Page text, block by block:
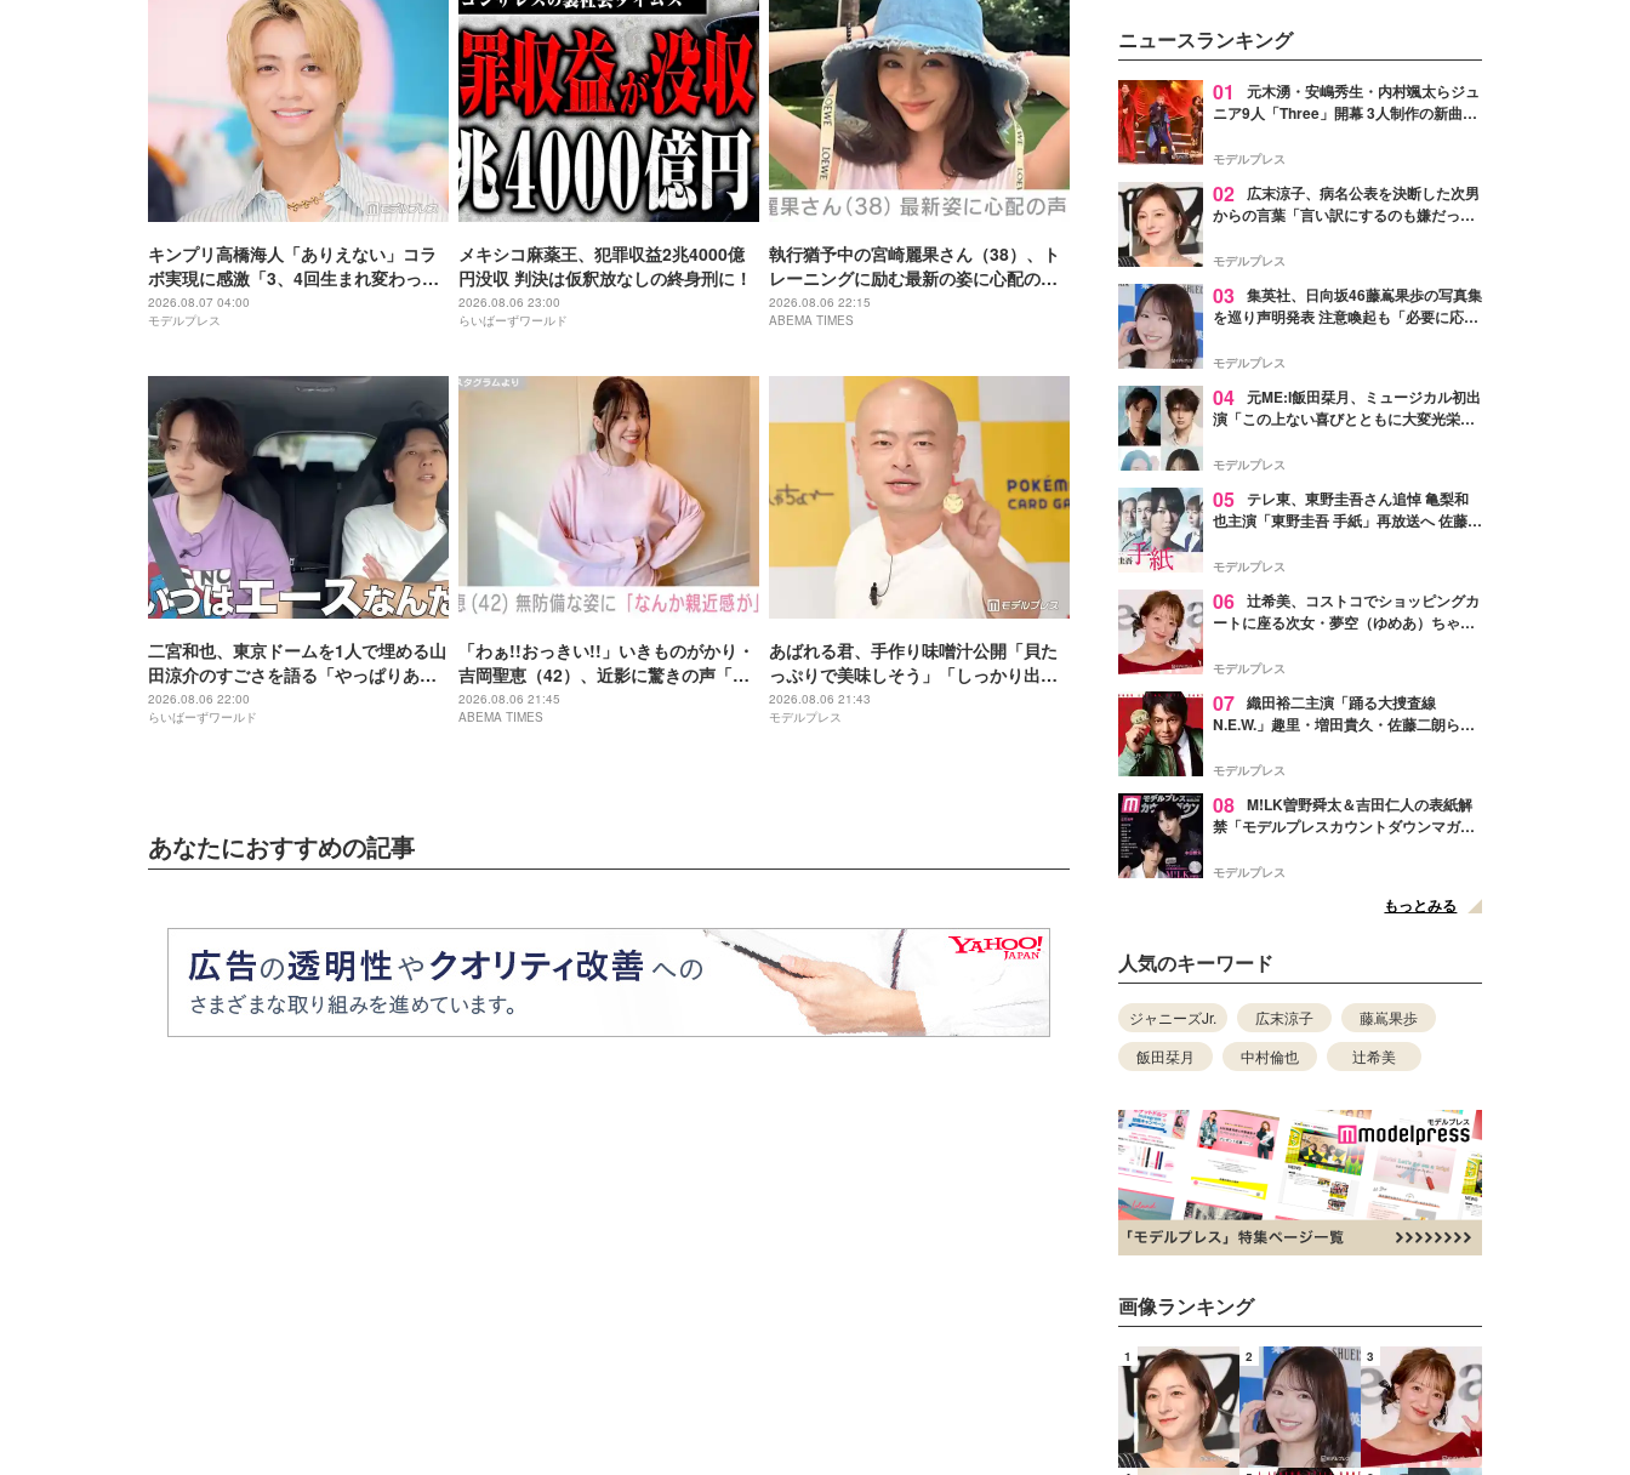
キンプリ高橋海人「ありえない」コラ
ボ実現に感激「3、4回生まれ変わって
もできない」
2026.08.07 04:00
モデルプレス
メキシコ麻薬王、犯罪収益2兆4000億
円没収 判決は仮釈放なしの終身刑に！
2026.08.06 23:00
らいばーずワールド
執行猶予中の宮崎麗果さん（38）、ト
レーニングに励む最新の姿に心配の声
「痩せ過ぎ」「なんだか痛々しい…」
2026.08.06 22:15
ABEMA TIMES
二宮和也、東京ドームを1人で埋める山
田涼介のすごさを語る「やっぱりあい
つはエース」
2026.08.06 22:00
らいばーずワールド
「わぁ!!おっきい!!」いきものがかり・
吉岡聖恵（42）、近影に驚きの声「な
にこれ…大好き」「なんか親近感が」
2026.08.06 21:45
ABEMA TIMES
あばれる君、手作り味噌汁公開「貝た
っぷりで美味しそう」「しっかり出汁
が出てそう」の声
2026.08.06 21:43
モデルプレス
あなたにおすすめの記事
性を秘めた、革新的な「Water
Capturing Skin（ウォーターキャ
プチャリングスキン：捕水肌）」
技術を、花王が構築した。
ニュースランキング
01
元木湧・安嶋秀生・内村颯太らジュ
ニア9人「Three」開幕 3人制作の新曲＆
進んで夢を掴みたい」【ゲネプロレポ】
モデルプレス
02
広末涼子、病名公表を決断した次男
からの言葉「言い訳にするのも嫌だっ
モデルプレス
03 集英社、日向坂46藤嶌果歩の写真集
を巡り声明発表 注意喚起も「必要に応じ
モデルプレス
04 元ME:I飯田栞月、ミュージカル初出
演「この上ない喜びとともに大変光栄」
ャスト発表
モデルプレス
05 テレ東、東野圭吾さん追悼 亀梨和
也主演「東野圭吾 手紙」再放送へ 佐藤隆
モデルプレス
06 辻希美、コストコでショッピングカ
ートに座る次女・夢空（ゆめあ）ちゃん
ぎ」「成長を感じる」の声
モデルプレス
07 織田裕二主演「踊る大捜査線
N.E.W.」趣里・増田貴久・佐藤二朗ら新
徴する“謎のキーワード”も
モデルプレス
08 M!LK曽野舜太＆吉田仁人の表紙解
禁「モデルプレスカウントダウンマガジ
モデルプレス
もっとみる
人気のキーワード
ジャニーズJr. 広末涼子
藤嶌果歩
飯田栞月
中村倫也 辻希美
画像ランキング
1 2 3